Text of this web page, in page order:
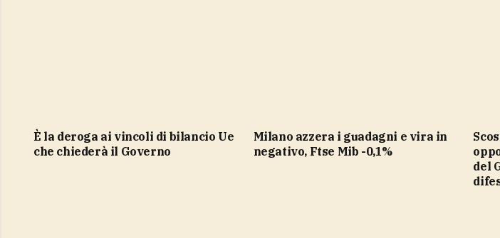
è la deroga ai vincoli di bilancio Ue
che chiederà il Governo
Milano azzera i guadagni e vira in
negativo, Ftse Mib -0,1%
Scostamento di bilancio,
del